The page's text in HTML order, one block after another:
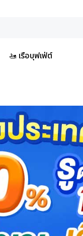
🚤 เรือบุฟเฟ่ต์